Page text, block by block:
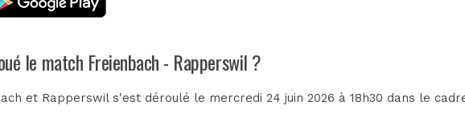
le match Freienbach - Rapperswil ?
et Rapperswil s'est déroulé le mercredi 24 juin 2026 à 18h30 dans le